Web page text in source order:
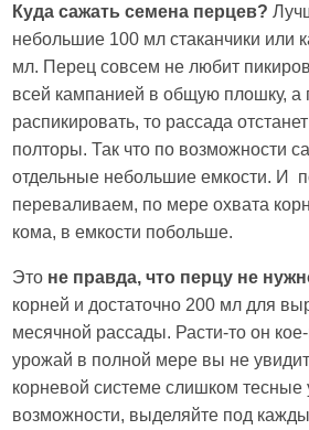
Куда сажать семена перцев?
небольшие 100 мл стаканчики или
мл. Перец совсем не любит
всей кампанией в общую плошку, а
распикировать, то рассада
полторы. Так что по возможности
отдельные небольшие емкости. И
переваливаем, по мере охвата
кома, в емкости побольше.
Это не правда, что перцу не
корней и достаточно 200 мл для
месячной рассады. Расти-то он
урожай в полной мере вы не
корневой системе слишком тесные
возможности, выделяйте под